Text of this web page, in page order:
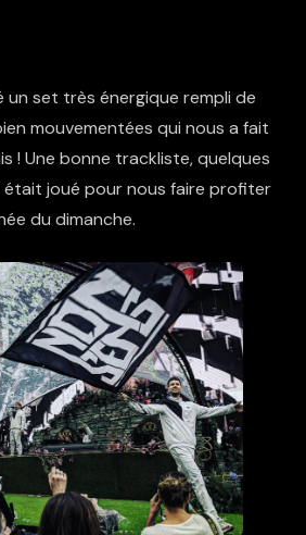
un set très énergique rempli de
mouvementées qui nous a fait
! Une bonne trackliste, quelques
joué pour nous faire profiter
du dimanche.